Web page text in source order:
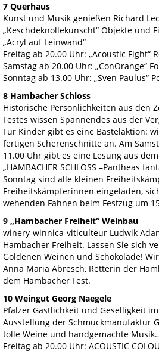
7 Querhaus
Kunst und Musik genießen Richard
„Keschdeknollekunscht“ Objekte und
„Acryl auf Leinwand“
Freitag ab 20.00 Uhr: „Acoustic Fight“
Samstag ab 20.00 Uhr: „ConOrange“
Sonntag ab 13.00 Uhr: „Sven Paulus“
8 Hambacher Schloss
Historische Persönlichkeiten aus den
Festes wissen Spannendes aus der
Für Kinder gibt es eine Bastelaktion:
fertigen Scherenschnitte an. Am
11.00 Uhr gibt es eine Lesung aus
„HAMBACHER SCHLOSS –Pantheas
Sonntag sind alle kleinen
Freiheitskämpferinnen eingeladen,
wehenden Fahnen beim Festzug um
9 „Hambacher Freiheit“ Weinbau
winery-winnica-viticulteur Ludwik
Hambacher Freiheit. Lassen Sie sich
Goldenen Weinen und Schokolade!
Anna Maria Abresch, Retterin der
dem Hambacher Fest.
10 Weingut Georg Naegele
Pfälzer Gastlichkeit und Geselligkeit
Ausstellung der Schmuckmanufaktur
tolle Weine und handgemachte
Freitag ab 20.00 Uhr: ACOUSTIC